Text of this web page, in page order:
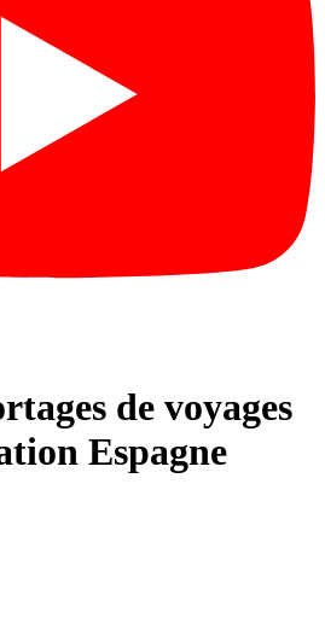
de voyages
Espagne